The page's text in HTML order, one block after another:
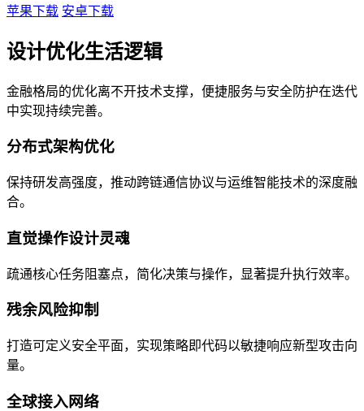
苹果下载 安卓下载
设计优化生活逻辑
金融格局的优化离不开技术支撑，便捷服务与安全防护在迭代
中实现持续完善。
分布式架构优化
保持研发高强度，推动跨链通信协议与运维智能技术的深度融
合。
直觉操作设计灵魂
疏通核心任务阻塞点，简化决策与操作，显著提升执行效率。
残余风险抑制
打造可定义安全平面，实现策略即代码以敏捷响应新型攻击向
量。
全球接入网络